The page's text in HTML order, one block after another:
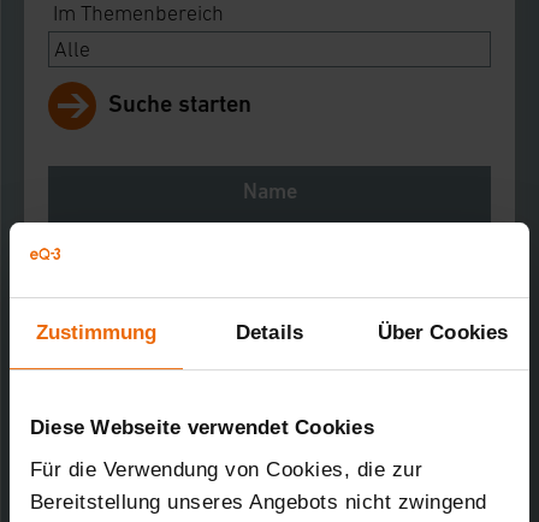
Zustimmung Details Über Cookies
Diese Webseite verwendet Cookies
Für die Verwendung von Cookies, die zur
Bereitstellung unseres Angebots nicht zwingend
Im Themenbereich
Suche starten
Name
RM 100 Rauchmelder
Kurz-Bez.: RM100
Artikel-Nr.: 73582
01.04.2004